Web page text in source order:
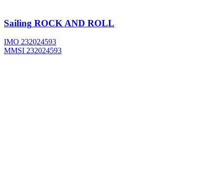
Sailing ROCK AND ROLL
IMO 232024593
MMSI 232024593